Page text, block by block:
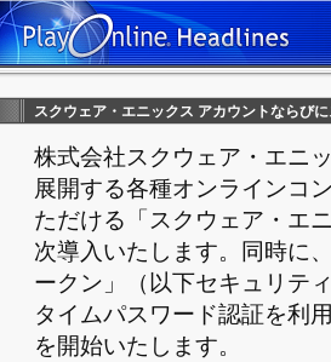
スクウェア・エニックス アカウントならび
株式会社スクウェア・エニ
展開する各種オンラインコ
ただける「スクウェア・エ
次導入いたします。同時に
ークン」（以下セキュリテ
タイムパスワード認証を利
を開始いたします。